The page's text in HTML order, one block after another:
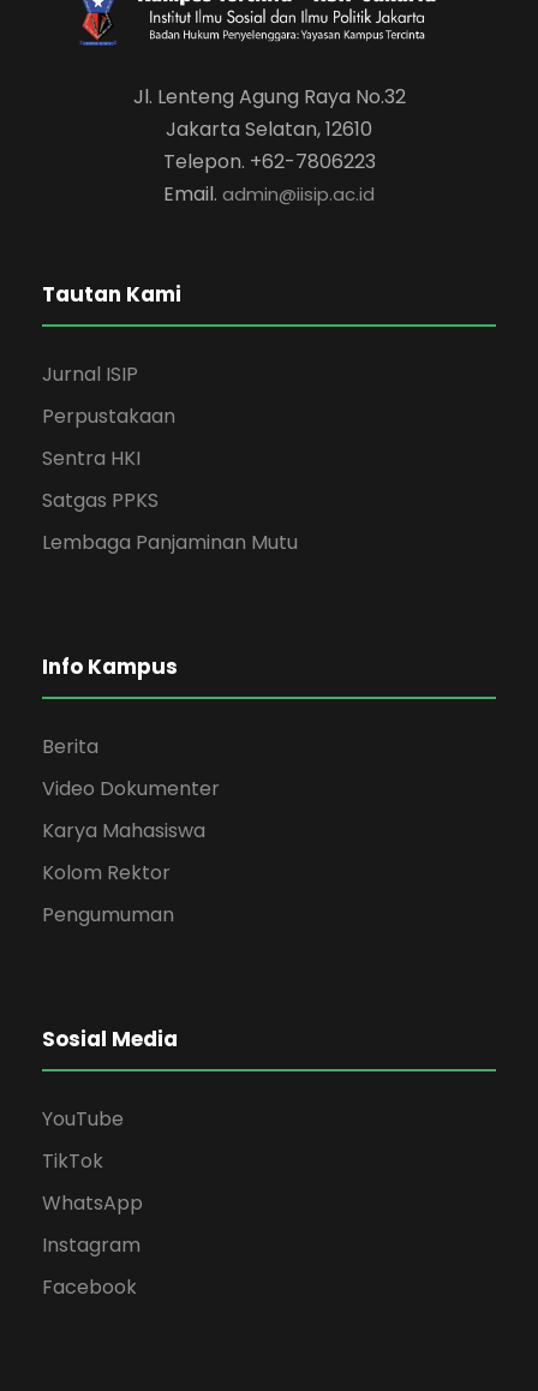
Jl. Lenteng Agung Raya No.32
Jakarta Selatan, 12610
Telepon. +62-7806223
Email. admin@iisip.ac.id
Tautan Kami
Jurnal ISIP
Perpustakaan
Sentra HKI
Satgas PPKS
Lembaga Panjaminan Mutu
Info Kampus
Berita
Video Dokumenter
Karya Mahasiswa
Kolom Rektor
Pengumuman
Sosial Media
YouTube
TikTok
WhatsApp
Instagram
Facebook